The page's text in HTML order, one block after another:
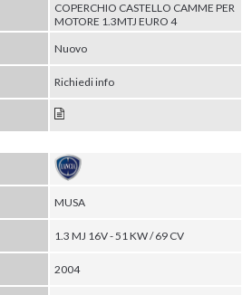
COPERCHIO CASTELLO CAMME PER
MOTORE 1.3MTJ EURO 4
Nuovo
Richiedi info
MUSA
1.3 MJ 16V - 51 KW / 69 CV
2004